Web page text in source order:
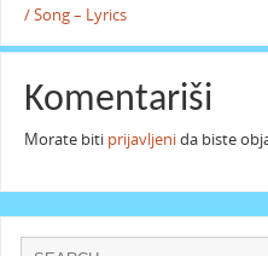
/ Song – Lyrics
Komentariši
Morate biti prijavljenida biste